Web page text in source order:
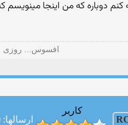
كنم دوباره كه من اینجا
افسوس... روزی
کاربر
ارسالها: 6280